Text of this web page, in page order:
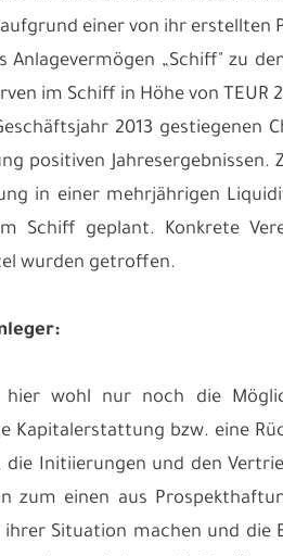
einer von ihr
Anlagevermögen „Schiff" zu
im Schiff in Höhe von TEUR
2013 gestiegenen
positiven
in einer mehrjährigen
Schiff geplant. Konkrete
wurden getroffen.
hier wohl nur noch die
Kapitalerstattung bzw. eine
die Initiierungen und den
zum einen aus
ihrer Situation machen und die